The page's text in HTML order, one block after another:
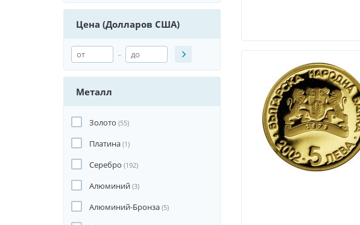
Цена (Долларов США)
-
Металл
Золото (55)
Платина (1)
Серебро (192)
Алюминий (3)
Алюминий-Бронза (5)